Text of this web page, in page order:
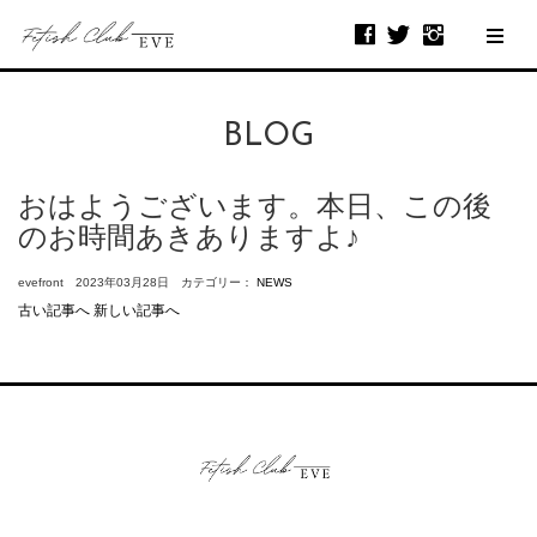
BLOG
おはようございます。本日、この後
のお時間あきありますよ♪
evefront 2023年03月28日 カテゴリー： NEWS
古い記事へ 新しい記事へ